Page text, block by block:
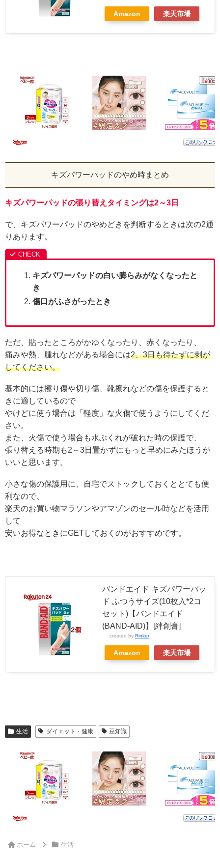
Amazon 楽天市場
キズパワーパッドのやめ時まとめ
キズパワーパッドの張り替えタイミングは2～3日
で、キズパワーパッドのやめどきを判断するときは次の2通
りあります。
キズパワーパッドの白い膨らみがなくなったと
き
傷口がふさがったとき
ただ、貼ったところがかゆくなったり、赤くなったり、
痛みや熱、腫れなどがある場合には2、3日も待たずに剥が
してください。
基本的には擦り傷や切り傷、靴擦れなどの傷を保護すると
きに適しているので
やけどに使う場合は「軽度」な火傷で使うようにしてくだ
さい。
また、火傷で使う場合も水ぶくれが破れた時の保護で、
張り替える時期も2～3日置かずにもっと早めにみたほうが
いいと思います。
小さな傷の保護用に、自宅でストックしておくととても便
利なので、
楽天のお買い物マラソンやアマゾンのセール時などを活用
して
安いお得なときにGETしておくのがおすすめです。
バンドエイド キズパワーパッ
ド ふつうサイズ(10枚入*2コ
セット)【バンドエイド
(BAND-AID)】[絆創膏]
created by Rinker
Amazon 楽天市場
生活 ダイエット・健康 豆知識
ホーム 生活